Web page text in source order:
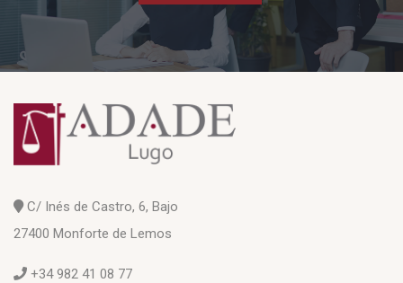
C/ Inés de Castro, 6, Bajo
27400 Monforte de Lemos
+34 982 41 08 77